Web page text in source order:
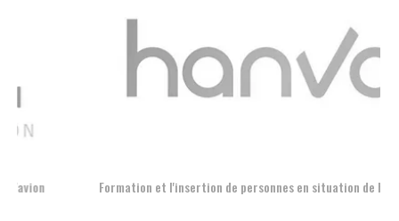
Formation et l'insertion de personnes en situation de handicap